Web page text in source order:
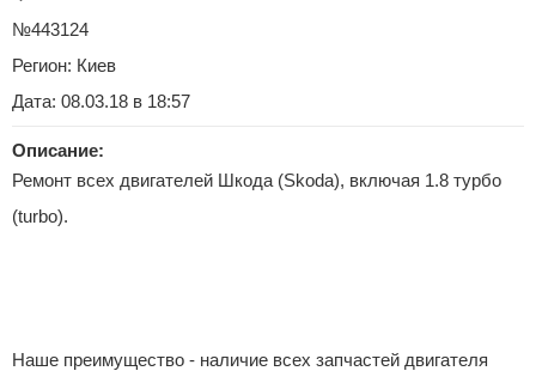
№443124
Регион: Киев
Дата: 08.03.18 в 18:57
Описание:
Ремонт всех двигателей Шкода (Skoda), включая 1.8 турбо
(turbo).
Наше преимущество - наличие всех запчастей двигателя